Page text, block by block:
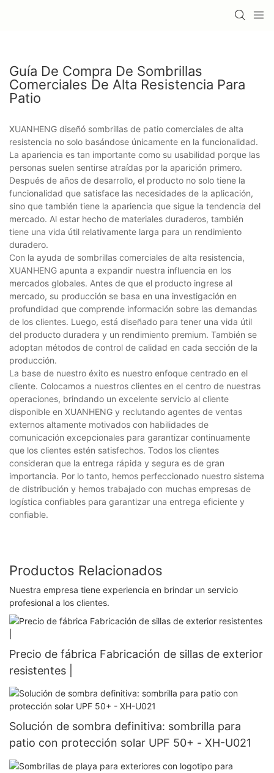
Guía De Compra De Sombrillas
Comerciales De Alta Resistencia Para
Patio
XUANHENG diseñó sombrillas de patio comerciales de alta
resistencia no solo basándose únicamente en la funcionalidad.
La apariencia es tan importante como su usabilidad porque las
personas suelen sentirse atraídas por la aparición primero.
Después de años de desarrollo, el producto no solo tiene la
funcionalidad que satisface las necesidades de la aplicación,
sino que también tiene la apariencia que sigue la tendencia del
mercado. Al estar hecho de materiales duraderos, también
tiene una vida útil relativamente larga para un rendimiento
duradero.
Con la ayuda de sombrillas comerciales de alta resistencia,
XUANHENG apunta a expandir nuestra influencia en los
mercados globales. Antes de que el producto ingrese al
mercado, su producción se basa en una investigación en
profundidad que comprende información sobre las demandas
de los clientes. Luego, está diseñado para tener una vida útil
del producto duradera y un rendimiento premium. También se
adoptan métodos de control de calidad en cada sección de la
producción.
La base de nuestro éxito es nuestro enfoque centrado en el
cliente. Colocamos a nuestros clientes en el centro de nuestras
operaciones, brindando un excelente servicio al cliente
disponible en XUANHENG y reclutando agentes de ventas
externos altamente motivados con habilidades de
comunicación excepcionales para garantizar continuamente
que los clientes estén satisfechos. Todos los clientes
consideran que la entrega rápida y segura es de gran
importancia. Por lo tanto, hemos perfeccionado nuestro sistema
de distribución y hemos trabajado con muchas empresas de
logística confiables para garantizar una entrega eficiente y
confiable.
Productos Relacionados
Nuestra empresa tiene experiencia en brindar un servicio
profesional a los clientes.
Precio de fábrica Fabricación de sillas de exterior
resistentes |
Solución de sombra definitiva: sombrilla para
patio con protección solar UPF 50+ - XH-U021